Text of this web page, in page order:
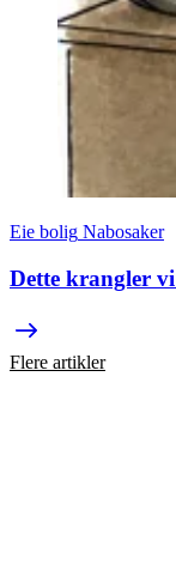
Eie bolig Nabosaker
Dette krangler
Flere artikler